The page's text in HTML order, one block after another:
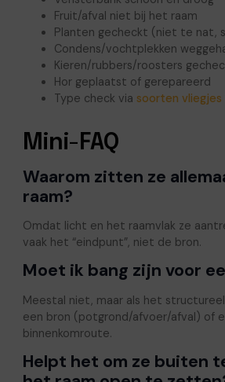
Fruit/afval niet bij het raam
Planten gecheckt (niet te nat,
Condens/vochtplekken
Kieren/rubbers/roosters
Hor geplaatst of gerepareerd
Type check via soorten vliegjes
Mini-FAQ
Waarom zitten ze
raam?
Omdat licht en het raamvlak ze
vaak het “eindpunt”, niet de bron.
Moet ik bang zijn voor
Meestal niet, maar als het
een bron (potgrond/afvoer/afval) of
binnenkomroute.
Helpt het om ze buiten